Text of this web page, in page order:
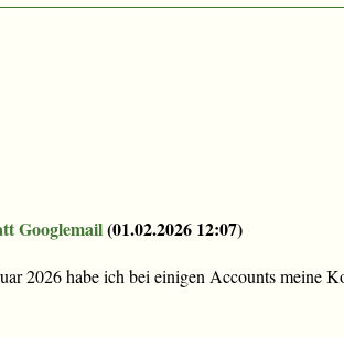
Googlemail(01.02.2026 12:07)
2026 habe ich bei einigen Accounts meine